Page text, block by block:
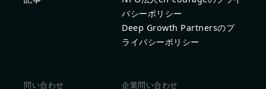
バシーポリシー
Deep Growth Partnersのプ
ライバシーポリシー
問い合わせ 企業問い合わせ